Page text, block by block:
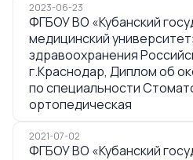
2023-06-23
ФГБОУ ВО «Кубанский
медицинский
здравоохранения
г.Краснодар, Диплом об
по специальности
ортопедическая
2021-07-02
ФГБОУ ВО «Кубанский